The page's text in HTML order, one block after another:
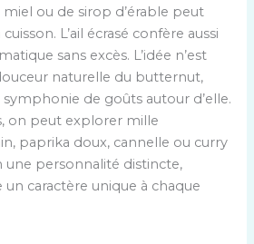
ou de sirop d’érable peut
L’ail écrasé confère aussi
sans excès. L’idée n’est
naturelle du butternut,
symphonie de goûts autour d’elle.
on peut explorer mille
paprika doux, cannelle ou curry
une personnalité distincte,
caractère unique à chaque